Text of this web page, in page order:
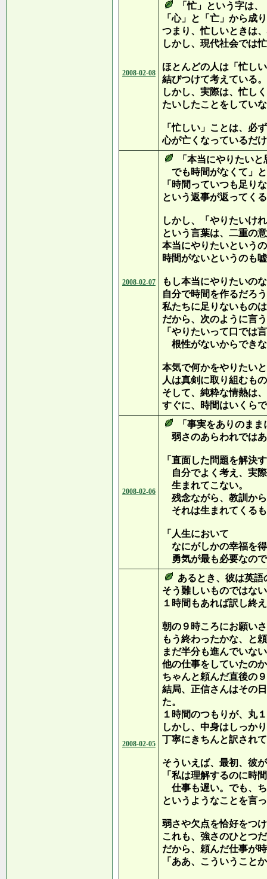
2008-02-08
「忙」という字は、
「心」と「亡」から成
つまり、忙しいときは
しかし、現代社会では
ほとんどの人は「忙し
結びつけて考えている。
しかし、実際は、忙し
たいしたことをしてい
「忙しい」ことは、必
心が亡くなっているだ
2008-02-07
「本当にやりたい
でも時間がなくて」
「時間っていつも足り
という返事が返ってく
しかし、「やりたいけ
という言葉は、二重の
本当にやりたいという
時間がないというのも
もし本当にやりたいの
自分で時間を作るだろ
私たちに足りないもの
だから、次のように言
「やりたいって口では
根性がないからでき
本気で何かをやりたい
人は真剣に取り組むも
そして、純粋な情熱は
すぐに、時間はいくら
2008-02-06
「事実をありのま
弱さのあらわれでは
「直面した問題を解決
自分でよく考え、実
生まれてこない。
残念ながら、教訓か
それは生まれてくる
「人生において
なにがしかの幸福を
勇気が最も必要なの
2008-02-05
あるとき、彼は英
そう難しいものではな
１時間もあれば訳し終
朝の９時ころにお願い
もう終わったかな、と
まだ半分も進んでいな
他の仕事をしていたの
ちゃんと頼んだ直後の
結局、正信さんはその
た。
１時間のつもりが、丸
しかし、中身はしっか
丁寧にきちんと訳され
そういえば、最初、彼
「私は理解するのに時
仕事も遅い。でも、
というようなことを言
弱さや欠点を恰好をつ
これも、強さのひとつ
だから、頼んだ仕事が
「ああ、こういうこと